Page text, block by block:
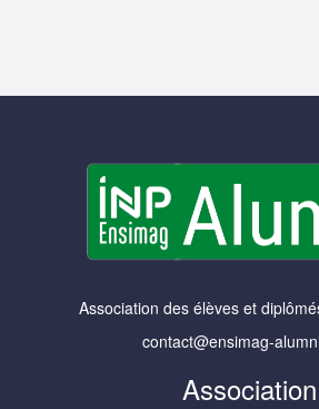
Association des élèves et
contact@ensimag-
Association